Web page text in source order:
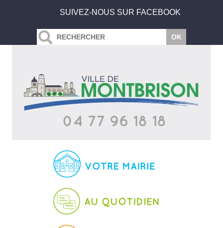
SUIVEZ-NOUS SUR FACEBOOK